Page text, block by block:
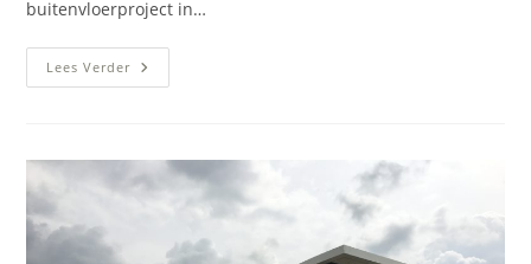
buitenvloerproject in…
Lees VerderGietvloer
Oprit
Buitenvloer
Op
Beton